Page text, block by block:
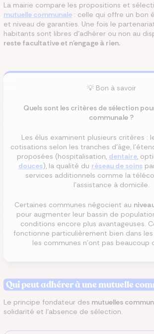
La mairie compare les propositions et
mutuelle communale : celle qui offre un bon
et niveau de garanties. Une fois le
habitants sont libres d'adhérer ou non au
reste facultative et n'engage à rien.
💡 Bon à savoir
Quels sont les critères de sélection
communale ?
Les élus examinent plusieurs critères :
cotisations selon les tranches d'âge,
proposées (hospitalisation, dentaire,
douces), la qualité du réseau de soins
services additionnels comme la
l'assistance à domicile.
Certaines communes négocient au
pour augmenter leur bassin de
conditions encore plus avantageuses.
fonctionne particulièrement bien dans les
les communes n'ont pas beaucoup
Qui peut adhérer à une mutuelle
Le principe fondateur des mutuelles
solidarité et l'absence de sélection.